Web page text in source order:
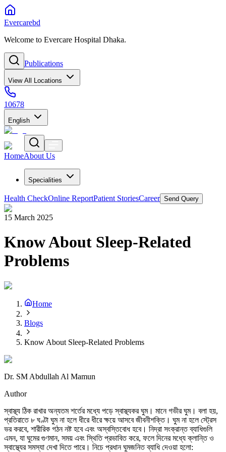
Evercarebd
Welcome to Evercare Hospital Dhaka.
Publications
View All Locations
10678
English
HomeAbout Us
Specialities
Health CheckOnline ReportPatient StoriesCareer Send Query
15 March 2025
Know About Sleep-Related
Problems
Home
Blogs
Know About Sleep-Related Problems
Dr. SM Abdullah Al Mamun
Author
স্বাস্থ্য ঠিক রাখার অন্যতম শর্তের মধ্যে পড়ে স্বাস্থ্যকর ঘুম। মানে গভীর ঘুম। বলা হয়,
প্রতিরাতে ৮ ঘণ্টা ঘুম না হলে ধীরে ধীরে ক্ষয়ে আসবে জীবনীশক্তি। ঘুম না হলে স্ট্রেস
ভর করবে, শারীরিক গঠন নষ্ট হবে এবং অস্বস্তিবোধ হবে। নিদ্রা সংক্রান্ত ব্যাধিগুলি
এমন, যা ঘুমের গুণমান, সময় এবং স্থিতি প্রভাবিত করে, ফলে দিনের মধ্যে ক্লান্তি ও
স্বাস্থ্যের সমস্যা দেখা দিতে পারে। নিচে প্রধান ঘুমজনিত ব্যাধি দেওয়া হলো: